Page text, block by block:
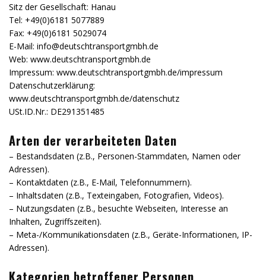
Sitz der Gesellschaft: Hanau
Tel: +49(0)6181 5077889
Fax: +49(0)6181 5029074
E-Mail: info@deutschtransportgmbh.de
Web: www.deutschtransportgmbh.de
Impressum: www.deutschtransportgmbh.de/impressum
Datenschutzerklärung:
www.deutschtransportgmbh.de/datenschutz
USt.ID.Nr.: DE291351485
Arten der verarbeiteten Daten
– Bestandsdaten (z.B., Personen-Stammdaten, Namen oder
Adressen).
– Kontaktdaten (z.B., E-Mail, Telefonnummern).
– Inhaltsdaten (z.B., Texteingaben, Fotografien, Videos).
– Nutzungsdaten (z.B., besuchte Webseiten, Interesse an
Inhalten, Zugriffszeiten).
– Meta-/Kommunikationsdaten (z.B., Geräte-Informationen, IP-
Adressen).
Kategorien betroffener Personen